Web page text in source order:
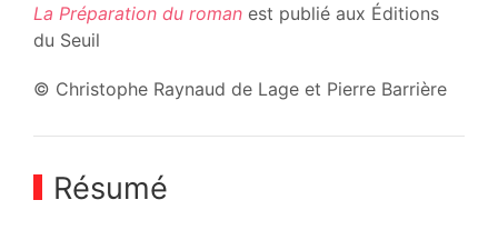
La Préparation du roman est publié aux Éditions
du Seuil
© Christophe Raynaud de Lage et Pierre Barrière
Résumé